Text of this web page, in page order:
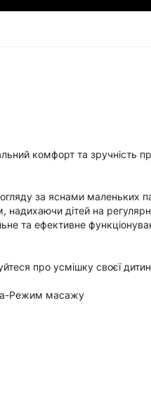
комфорт та зручність
за яснами маленьких
дітей на
та ефективне
про усмішку своєї
Режим масажу